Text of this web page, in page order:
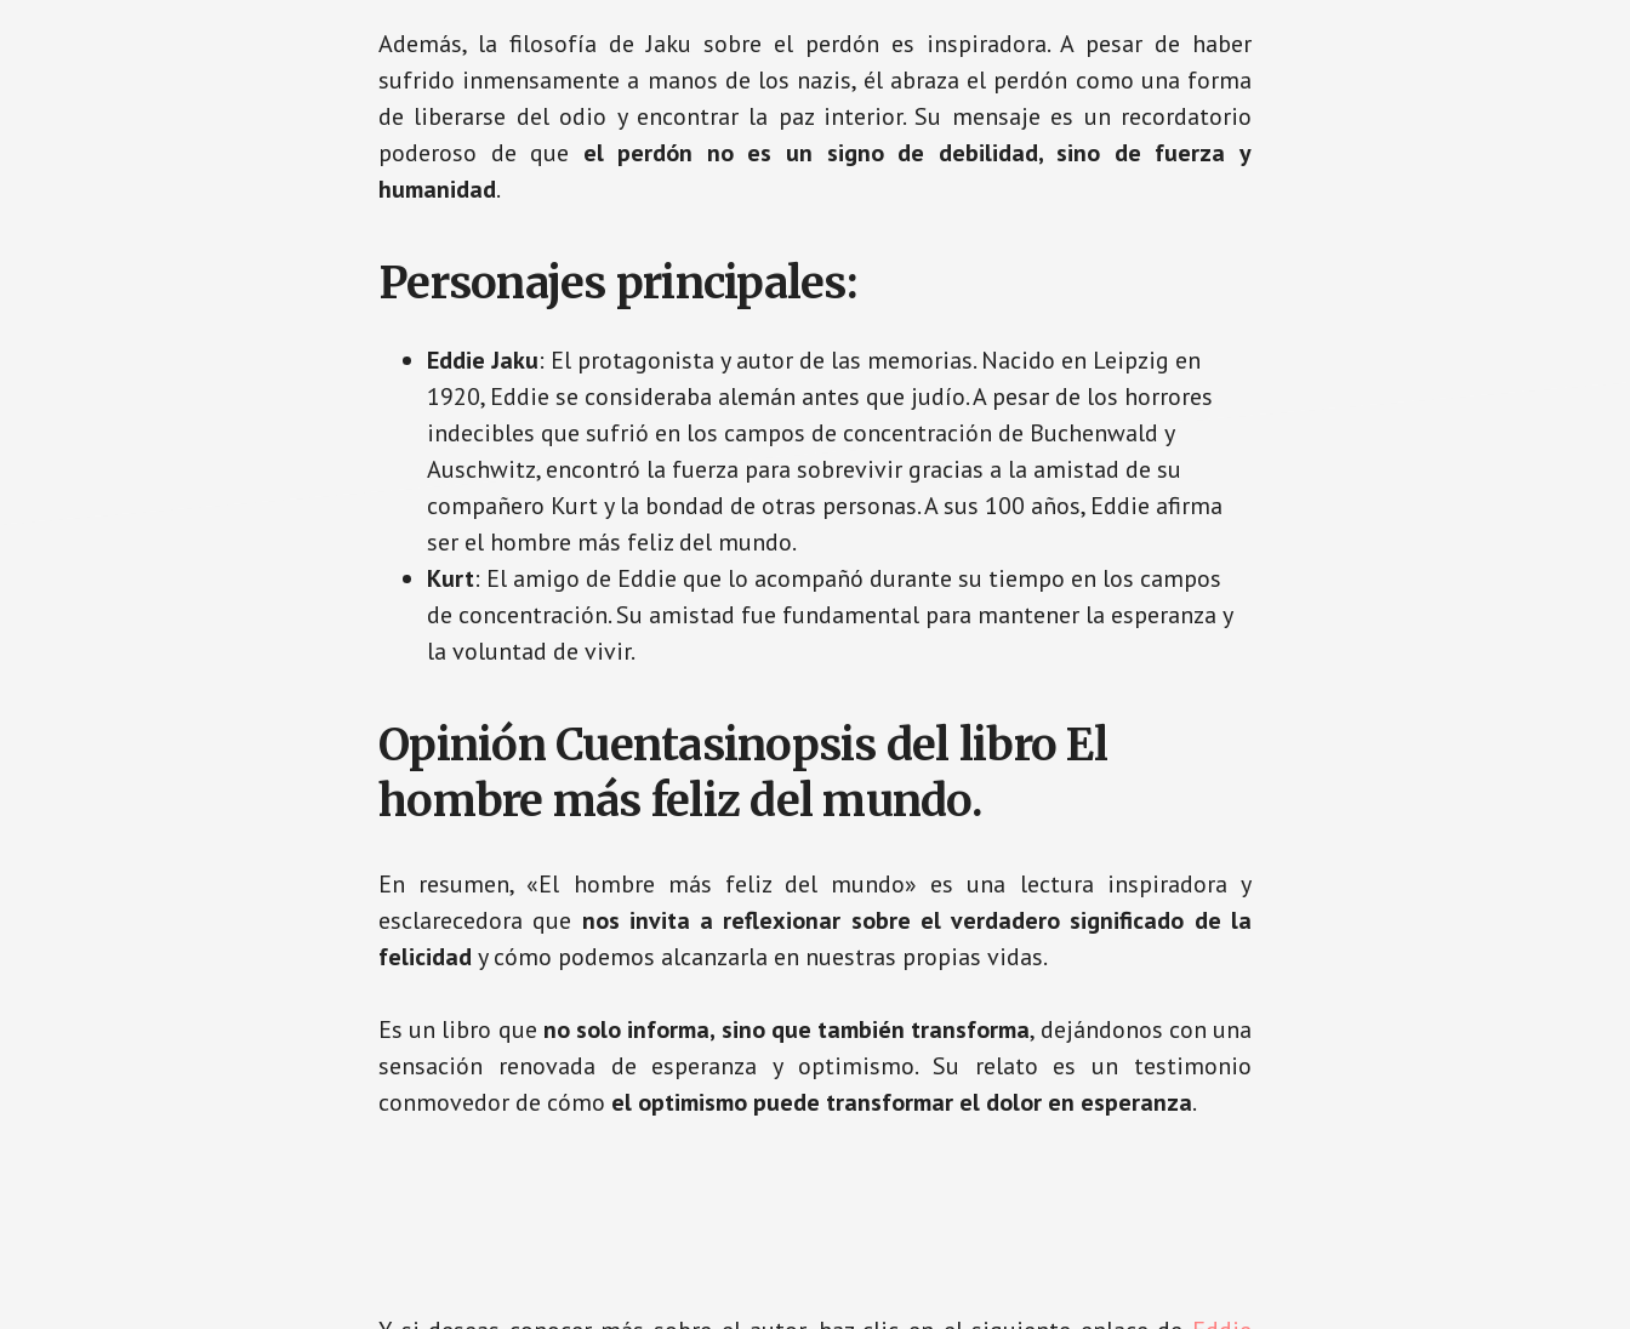
Además, la filosofía de Jaku sobre el perdón es inspiradora. A pesar de haber
sufrido inmensamente a manos de los nazis, él abraza el perdón como una forma
de liberarse del odio y encontrar la paz interior. Su mensaje es un recordatorio
poderoso de que el perdón no es un signo de debilidad, sino de fuerza y
humanidad.
Personajes principales:
Eddie Jaku: El protagonista y autor de las memorias. Nacido en Leipzig en
1920, Eddie se consideraba alemán antes que judío. A pesar de los horrores
indecibles que sufrió en los campos de concentración de Buchenwald y
Auschwitz, encontró la fuerza para sobrevivir gracias a la amistad de su
compañero Kurt y la bondad de otras personas. A sus 100 años, Eddie afirma
ser el hombre más feliz del mundo.
Kurt: El amigo de Eddie que lo acompañó durante su tiempo en los campos
de concentración. Su amistad fue fundamental para mantener la esperanza y
la voluntad de vivir.
Opinión Cuentasinopsis del libro El
hombre más feliz del mundo.
En resumen, «El hombre más feliz del mundo» es una lectura inspiradora y
esclarecedora que nos invita a reflexionar sobre el verdadero significado de la
felicidady cómo podemos alcanzarla en nuestras propias vidas.
Es un libro que no solo informa, sino que también transforma, dejándonos con una
sensación renovada de esperanza y optimismo. Su relato es un testimonio
conmovedor de cómo el optimismo puede transformar el dolor en esperanza.